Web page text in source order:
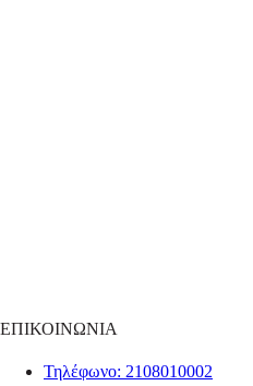
ΕΠΙΚΟΙΝΩΝΙΑ
Τηλέφωνο: 2108010002